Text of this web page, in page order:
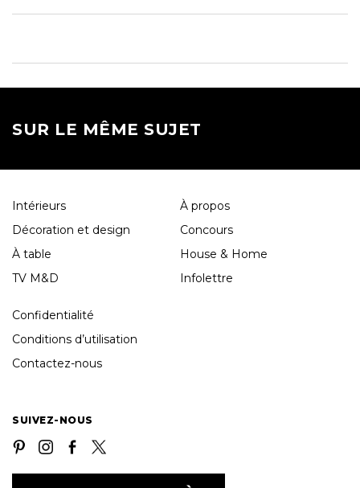
SUR LE MÊME SUJET
Intérieurs
Décoration et design
À table
TV M&D
À propos
Concours
House & Home
Infolettre
Confidentialité
Conditions d’utilisation
Contactez-nous
SUIVEZ-NOUS